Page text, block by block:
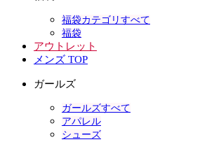
福袋カテゴリすべて
福袋
アウトレット
メンズ TOP
ガールズ
ガールズすべて
アパレル
シューズ